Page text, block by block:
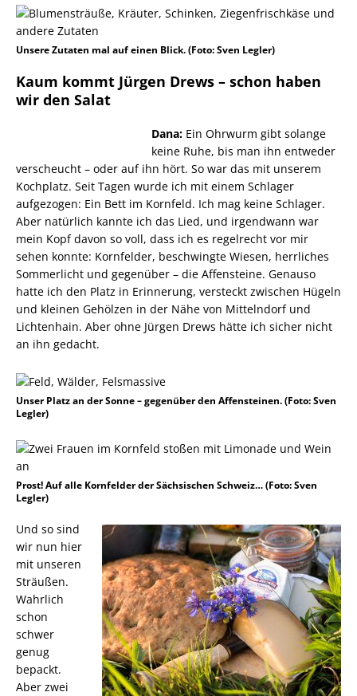
Unsere Zutaten mal auf einen Blick. (Foto: Sven Legler)
Kaum kommt Jürgen Drews – schon haben
wir den Salat
Dana: Ein Ohrwurm gibt solange
keine Ruhe, bis man ihn entweder
verscheucht – oder auf ihn hört. So war das mit unserem
Kochplatz. Seit Tagen wurde ich mit einem Schlager
aufgezogen: Ein Bett im Kornfeld. Ich mag keine Schlager.
Aber natürlich kannte ich das Lied, und irgendwann war
mein Kopf davon so voll, dass ich es regelrecht vor mir
sehen konnte: Kornfelder, beschwingte Wiesen, herrliches
Sommerlicht und gegenüber – die Affensteine. Genauso
hatte ich den Platz in Erinnerung, versteckt zwischen Hügeln
und kleinen Gehölzen in der Nähe von Mittelndorf und
Lichtenhain. Aber ohne Jürgen Drews hätte ich sicher nicht
an ihn gedacht.
Unser Platz an der Sonne – gegenüber den Affensteinen. (Foto: Sven
Legler)
Prost! Auf alle Kornfelder der Sächsischen Schweiz… (Foto: Sven
Legler)
Und so sind
wir nun hier
mit unseren
Sträußen.
Wahrlich
schon
schwer
genug
bepackt.
Aber zwei